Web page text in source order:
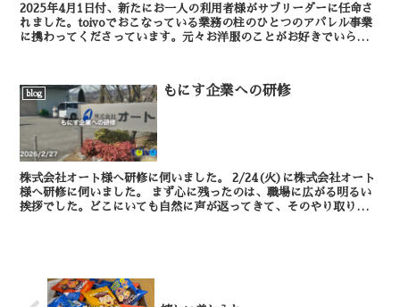
2025年4月1日付、新たにお一人の利用者様がサブリーダーに任命さ
れました。toivoでおこなっている業務の柱のひとつのアパレル事業
に携わってくださっています。元々お洋服のことがお好きでいらっし
blog もにす企業への研修
株式会社オート様へ研修に伺いました。 2/24(火)に株式会社オート
様へ研修に伺いました。 まず心に残ったのは、職場に広がる明るい
挨拶でした。どこにいても自然に声が返ってきて、そのやり取りだけ